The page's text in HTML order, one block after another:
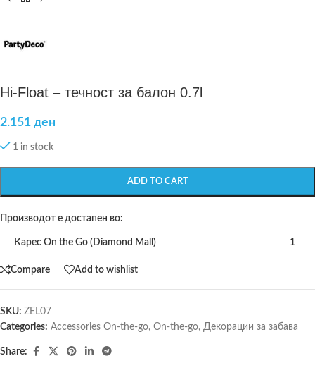
Hi-Float – течност за балон 0.7l
2.151 ден
1 in stock
ADD TO CART
Производот е достапен во:
Карес On the Go (Diamond Mall) 1
Compare Add to wishlist
SKU: ZEL07
Categories: Accessories On-the-go, On-the-go, Декорации за забава
Share: